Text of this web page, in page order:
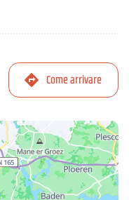
Come arrivare